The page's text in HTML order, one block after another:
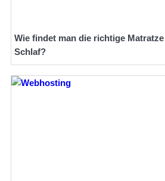
Wie findet man die richtige
Schlaf?